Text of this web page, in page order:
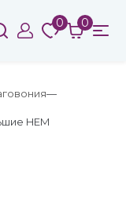
0 0
HEM